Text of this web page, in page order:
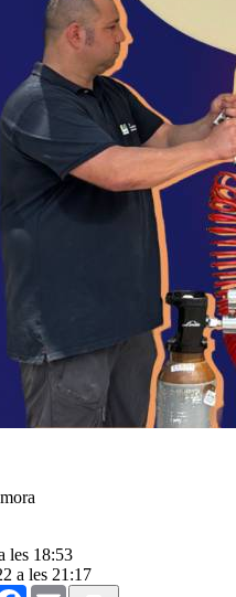
les 18:53
a les 21:17
Facebook
Email